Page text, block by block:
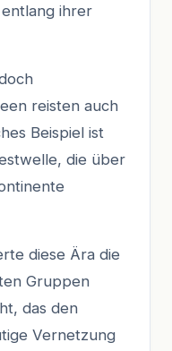
ihrer
reisten auch
Beispiel ist
die über
diese Ära die
Gruppen
das den
Vernetzung